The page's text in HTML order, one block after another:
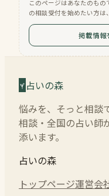
このページはあなたのも
の相談受付を始めたい方は
掲載情報
占いの森
悩みを、そっと相談
相談・全国の占い師
添います。
占いの森
トップページ運営会